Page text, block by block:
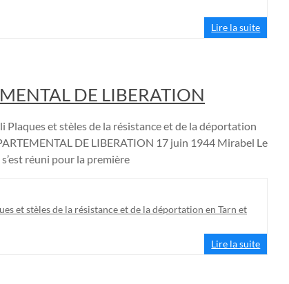
Lire la suite
DE LIBERATION
Plaques et stèles de la résistance et de la déportation
DE LIBERATION 17 juin 1944 Mirabel Le
réuni pour la première
et stèles de la résistance et de la déportation en Tarn et
Lire la suite